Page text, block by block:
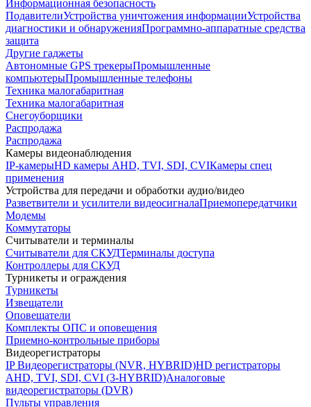
Информационная безопасность
ПодавителиУстройства уничтожения информацииУстройства
диагностики и обнаруженияПрограммно-аппаратные средства
защита
Другие гаджеты
Автономные GPS трекерыПромышленные
компьютерыПромышленные телефоны
Техника малогабаритная
Техника малогабаритная
Снегоуборщики
Распродажа
Распродажа
Камеры видеонаблюдения
IP-камерыHD камеры AHD, TVI, SDI, CVIКамеры спец
применения
Устройства для передачи и обработки аудио/видео
Разветвители и усилители видеосигналаПриемопередатчики
Модемы
Коммутаторы
Считыватели и терминалы
Считыватели для СКУДТерминалы доступа
Контроллеры для СКУД
Турникеты и ограждения
Турникеты
Извещатели
Оповещатели
Комплекты ОПС и оповещения
Приемно-контрольные приборы
Видеорегистраторы
IP Видеорегистраторы (NVR, HYBRID)HD регистраторы
AHD, TVI, SDI, CVI (3-HYBRID)Аналоговые
видеорегистраторы (DVR)
Пульты управления